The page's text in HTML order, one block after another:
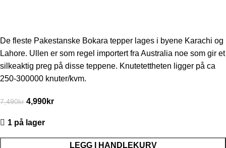
De fleste Pakestanske Bokara tepper lages i byene Karachi og
Lahore. Ullen er som regel importert fra Australia noe som gir et
silkeaktig preg på disse teppene. Knutetettheten ligger på ca
250-300000 knuter/kvm.
7,490kr 4,990kr
1 på lager
LEGG I HANDLEKURV